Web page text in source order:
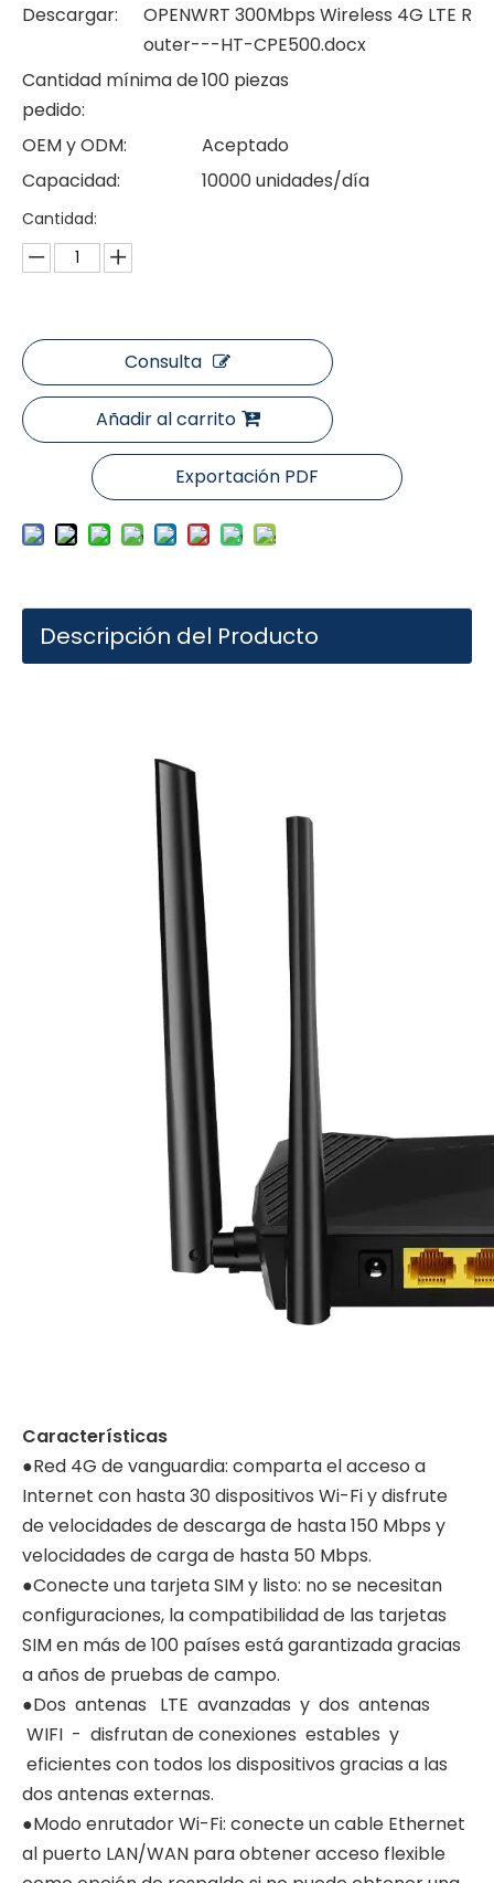
Descargar:
OPENWRT 300Mbps Wireless 4G LTE R
outer---HT-CPE500.docx
Cantidad mínima de
pedido:
100 piezas
OEM y ODM:
Aceptado
Capacidad:
10000 unidades/día
Cantidad:
Consulta
Añadir al carrito
Exportación PDF
Descripción del Producto
Características
●Red 4G de vanguardia: comparta el acceso a
Internet con hasta 30 dispositivos Wi-Fi y disfrute
de velocidades de descarga de hasta 150 Mbps y
velocidades de carga de hasta 50 Mbps.
●Conecte una tarjeta SIM y listo: no se necesitan
configuraciones, la compatibilidad de las tarjetas
SIM en más de 100 países está garantizada gracias
a años de pruebas de campo.
●Dos antenas LTE avanzadas y dos antenas
WIFI - disfrutan de conexiones estables y
eficientes con todos los dispositivos gracias a las
dos antenas externas.
●Modo enrutador Wi-Fi: conecte un cable Ethernet
al puerto LAN/WAN para obtener acceso flexible